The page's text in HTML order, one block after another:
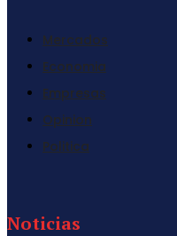
Mercados
Economia
Empresas
Opinion
Politica
Noticias